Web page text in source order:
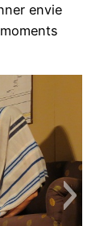
envie